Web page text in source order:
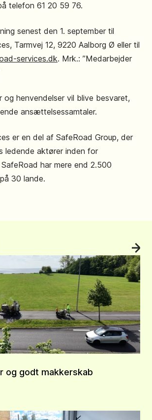
telefon 61 20 59 76.
senest den 1. september til
Tarmvej 12, 9220 Aalborg Ø eller til
services.dk. Mrk.: ”Medarbejder
og henvendelser vil blive besvaret,
ansættelsessamtaler.
er en del af SafeRoad Group, der
ledende aktører inden for
har mere end 2.500
30 lande.
Se
og godt makkerskab